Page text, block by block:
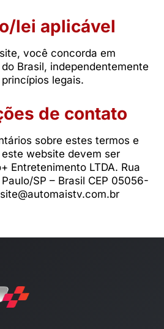
lei aplicável
você concorda em
Brasil, independentemente
legais.
de contato
sobre estes termos e
website devem ser
Entretenimento LTDA. Rua
SP – Brasil CEP 05056-